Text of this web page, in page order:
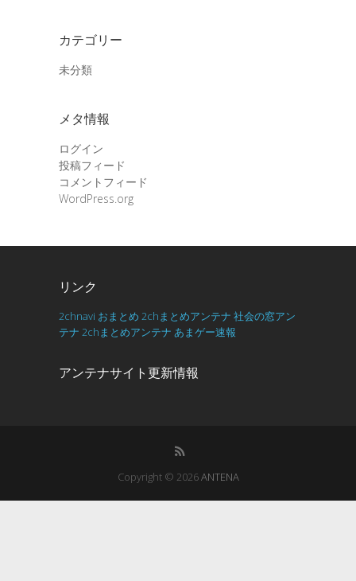
カテゴリー
未分類
メタ情報
ログイン
投稿フィード
コメントフィード
WordPress.org
リンク
2chnavi おまとめ 2chまとめアンテナ 社会の窓アン
テナ 2chまとめアンテナ あまゲー速報
アンテナサイト更新情報
Copyright © 2026ANTENA